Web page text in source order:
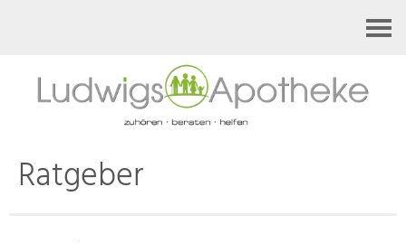
Ratgeber